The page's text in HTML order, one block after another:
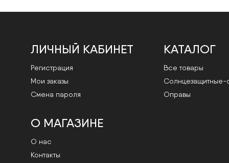
ЛИЧНЫЙ КАБИНЕТ
Регистрация
Мои заказы
Смена пароля
КАТАЛОГ
Все товары
Cолнцезащитные-
Оправы
О МАГАЗИНЕ
О нас
Контакты